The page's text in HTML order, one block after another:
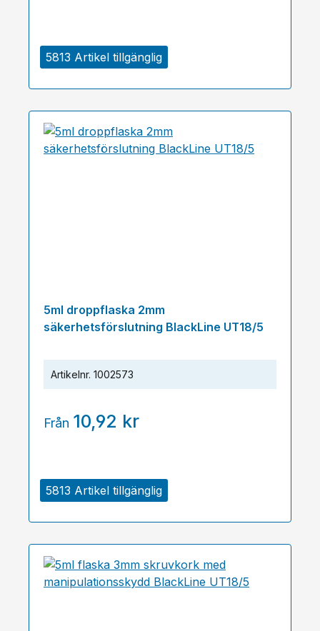
5813 Artikel tillgänglig
5813 Artikel tillgänglig
5ml droppflaska 2mm
säkerhetsförslutning BlackLine UT18/5
Artikelnr. 1002573
Från 10,92 kr